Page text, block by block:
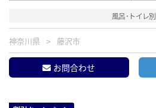
風呂･トイレ別
神奈川県 藤沢市
お問合わせ